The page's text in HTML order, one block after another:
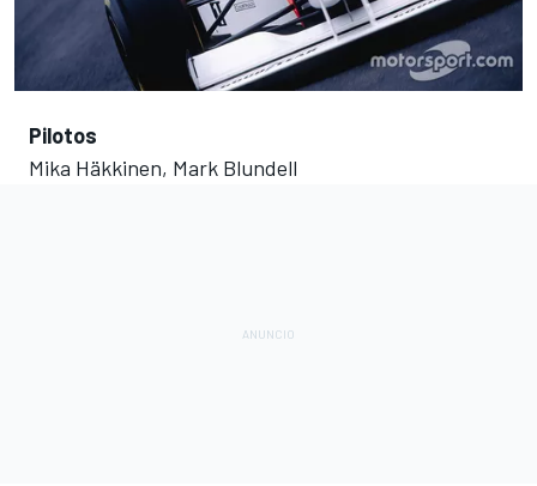
Pilotos
Mika Häkkinen, Mark Blundell